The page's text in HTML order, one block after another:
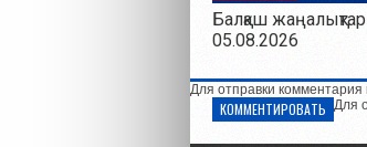
Балқаш
05.08.2026
Для отправки комментария
КОММЕНТИРОВАТЬ Для